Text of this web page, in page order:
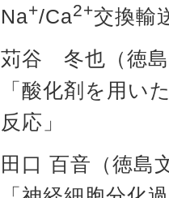
Na+/Ca2+交換輸
苅谷 冬也（徳島
「酸化剤を用い
反応」
田口 百音（徳島